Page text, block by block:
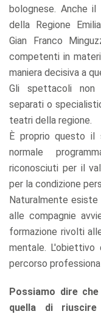
bolognese. Anche
della Regione
Gian Franco
competenti in
maniera decisiva a
Gli spettacoli non
separati o
teatri della regione.
È proprio questo il
normale
riconosciuti per il
per la condizione
Naturalmente esiste
alle compagnie
formazione rivolti
mentale. L'obiettivo
percorso
Possiamo dire
quella di